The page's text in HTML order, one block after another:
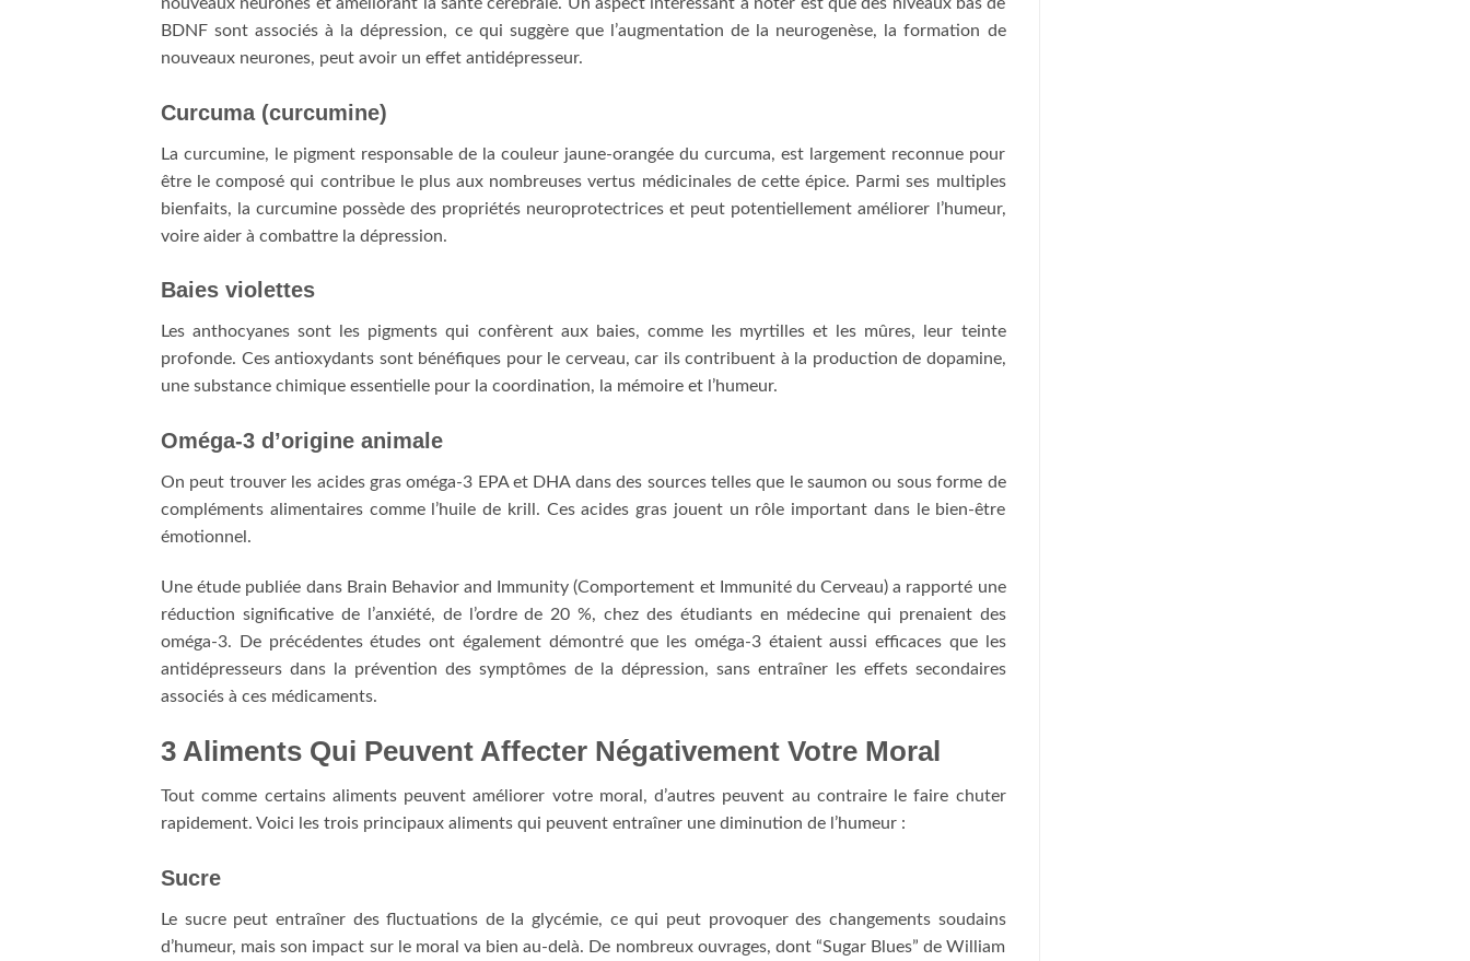
BDNF sont associés à la dépression, ce qui suggère que l’augmentation de la neurogenèse, la formation de
nouveaux neurones, peut avoir un effet antidépresseur.
Curcuma (curcumine)
La curcumine, le pigment responsable de la couleur jaune-orangée du curcuma, est largement reconnue pour
être le composé qui contribue le plus aux nombreuses vertus médicinales de cette épice. Parmi ses multiples
bienfaits, la curcumine possède des propriétés neuroprotectrices et peut potentiellement améliorer l’humeur,
voire aider à combattre la dépression.
Baies violettes
Les anthocyanes sont les pigments qui confèrent aux baies, comme les myrtilles et les mûres, leur teinte
profonde. Ces antioxydants sont bénéfiques pour le cerveau, car ils contribuent à la production de dopamine,
une substance chimique essentielle pour la coordination, la mémoire et l’humeur.
Oméga-3 d’origine animale
On peut trouver les acides gras oméga-3 EPA et DHA dans des sources telles que le saumon ou sous forme de
compléments alimentaires comme l’huile de krill. Ces acides gras jouent un rôle important dans le bien-être
émotionnel.
Une étude publiée dans Brain Behavior and Immunity (Comportement et Immunité du Cerveau) a rapporté une
réduction significative de l’anxiété, de l’ordre de 20 %, chez des étudiants en médecine qui prenaient des
oméga-3. De précédentes études ont également démontré que les oméga-3 étaient aussi efficaces que les
antidépresseurs dans la prévention des symptômes de la dépression, sans entraîner les effets secondaires
associés à ces médicaments.
3 Aliments Qui Peuvent Affecter Négativement Votre Moral
Tout comme certains aliments peuvent améliorer votre moral, d’autres peuvent au contraire le faire chuter
rapidement. Voici les trois principaux aliments qui peuvent entraîner une diminution de l’humeur :
Sucre
Le sucre peut entraîner des fluctuations de la glycémie, ce qui peut provoquer des changements soudains
d’humeur, mais son impact sur le moral va bien au-delà. De nombreux ouvrages, dont “Sugar Blues” de William